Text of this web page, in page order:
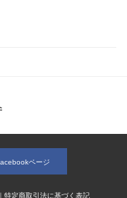
ページ
特定商取引法に基づく表記